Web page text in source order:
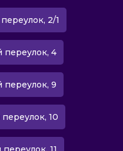
2/1
переулок, 4
переулок, 9
10